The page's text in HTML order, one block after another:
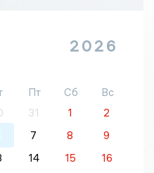
2026
Пт Сб
Вс
31 1
2
7 8
9
14 15
16